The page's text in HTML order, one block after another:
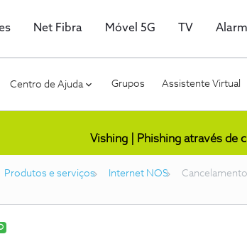
Net Fibra Móvel 5G TV
Centro de Ajuda Grupos Assistente Virtual
Vishing | Phishing através de
Produtos e serviços Internet NOS